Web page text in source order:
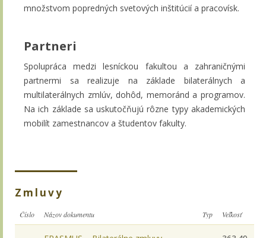
množstvom popredných svetových inštitúcií a pracovísk.
Partneri
Spolupráca medzi lesníckou fakultou a zahraničnými
partnermi sa realizuje na základe bilaterálnych a
multilaterálnych zmlúv, dohôd, memoránd a programov.
Na ich základe sa uskutočňujú rôzne typy akademických
mobilít zamestnancov a študentov fakulty.
Zmluvy
Číslo Názov dokumentu Typ Veľkosť